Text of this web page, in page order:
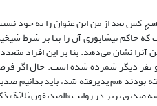
هیچ کس بعد از من این عنوان را به خود
1411، 5: 107؛ ابن ابی شیبه، 1409، 6: 368؛ حاکم نیشابوری، 1411، 3: 120).در این روایت که حاکم نیشابوری آن را بنا بر
نشان می‌دهد. بنا بر این افراد
نیز آن حضرت افضل از دو نفر دیگر شمرده شده است. حال اگر
بودند هم پذیرفته شد، باید بدانیم
خاطر در میان سه صدیق برتر در روایت «الصدیقون ثلاثة»